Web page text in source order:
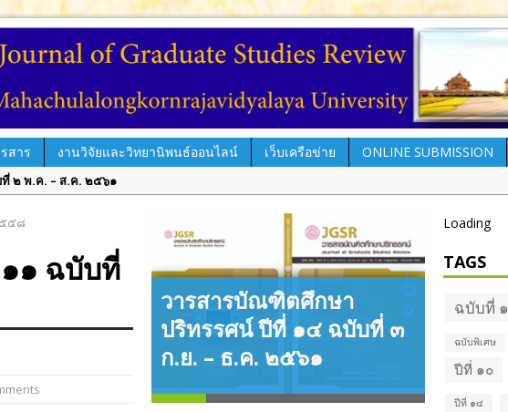
สาร งานวิจัยและวิทยานิพนธ์ออนไลน์ เว็บเครือข่าย ONLINE SUBMISSION
๒ พ.ค. – ส.ค. ๒๕๖๑
๒ พ.ค.– ส.ค. ๒๕๖๐
ศษ เล่ม ๒ มิถุนายน ๒๕๖๐
ตั้งแต่ปีที่ ๑๕ ฉบับที่ ๑ มกราคม-เมษายน ๖๒ เป็นต้นไป
บที่ ๓ ก.ย. – ธ.ค. ๒๕๖๑
๕๘
๑ ฉบับที่
ตศึกษา
๑๓ ฉบับ
มิถุนายน
วารสารบัณฑิตศึกษา
ปริทรรศน์ ปีที่ ๑๔ ฉบับที่ ๓
ก.ย. – ธ.ค. ๒๕๖๑
Loading
TAGS
ฉบับที่ ๑
ฉบับพิเศษ
ปีที่ ๑๐
ปีที่ ๑๔